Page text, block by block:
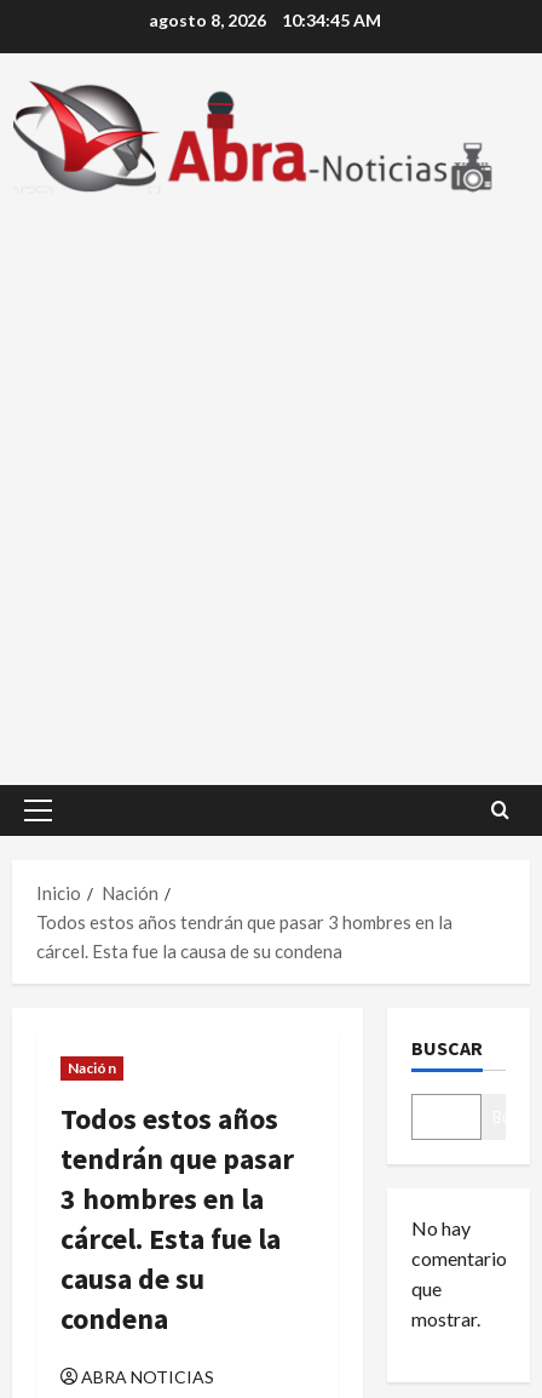
agosto 8, 2026 10:34:45 AM
Menú
Inicio
Nación
Todos estos años tendrán que pasar 3 hombres en la
cárcel. Esta fue la causa de su condena
Nación
Todos estos años
tendrán que pasar
3 hombres en la
cárcel. Esta fue la
causa de su
condena
ABRA NOTICIAS
BUSCAR
No hay
comentarios
que
mostrar.